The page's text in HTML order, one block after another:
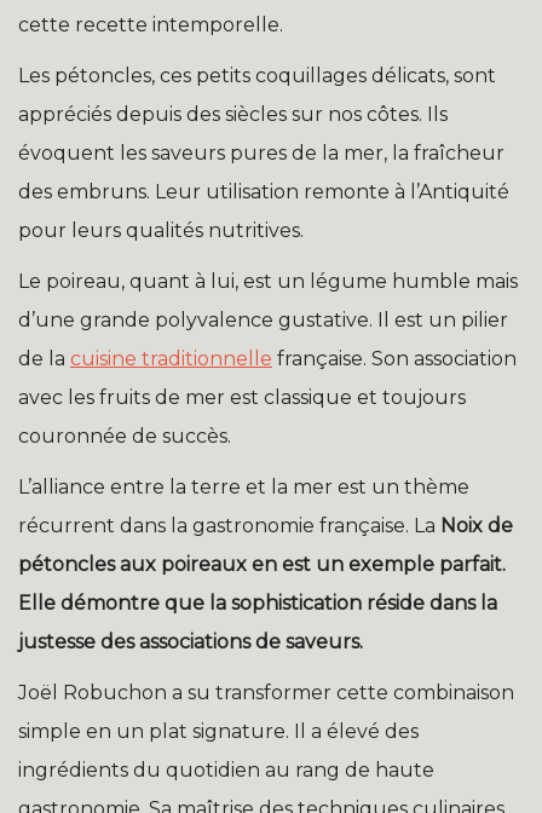
cette recette intemporelle.
Les pétoncles, ces petits coquillages délicats, sont
appréciés depuis des siècles sur nos côtes. Ils
évoquent les saveurs pures de la mer, la fraîcheur
des embruns. Leur utilisation remonte à l’Antiquité
pour leurs qualités nutritives.
Le poireau, quant à lui, est un légume humble mais
d’une grande polyvalence gustative. Il est un pilier
de la cuisine traditionnelle française. Son association
avec les fruits de mer est classique et toujours
couronnée de succès.
L’alliance entre la terre et la mer est un thème
récurrent dans la gastronomie française. La Noix de
pétoncles aux poireaux en est un exemple parfait.
Elle démontre que la sophistication réside dans la
justesse des associations de saveurs.
Joël Robuchon a su transformer cette combinaison
simple en un plat signature. Il a élevé des
ingrédients du quotidien au rang de haute